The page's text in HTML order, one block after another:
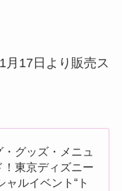
月17日より販売ス
グッズ・メニュ
東京ディズニー
ャルイベント“ト